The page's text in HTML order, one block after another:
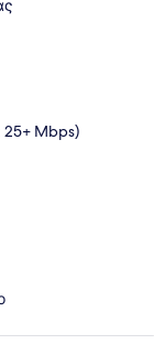
25+ Mbps)